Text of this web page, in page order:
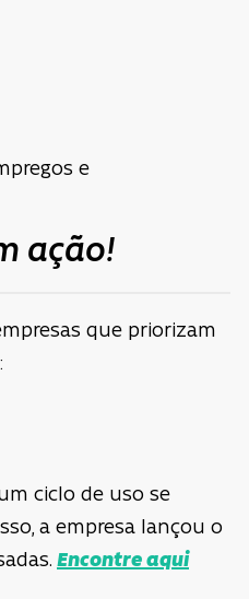
e
ação!
que priorizam
ciclo de uso se
a empresa lançou o
Encontre aqui